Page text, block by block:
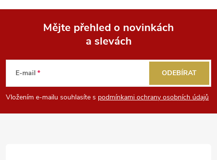
p
Mějte přehled o novinkách
a slevách
E-mail
Vložením e-mailu souhlasíte s podmínkami ochrany osobních údajů
ODEBÍRAT